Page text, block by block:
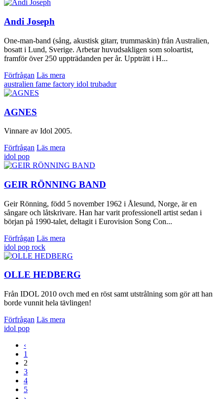
Andi Joseph
One-man-band (sång, akustisk gitarr, trummaskin) från Australien,
bosatt i Lund, Sverige. Arbetar huvudsakligen som soloartist,
framför över 250 uppträdanden per år. Uppträtt i H...
Förfrågan Läs mera
australien fame factory idol trubadur
AGNES
Vinnare av Idol 2005.
Förfrågan Läs mera
idol pop
GEIR RÖNNING BAND
Geir Rönning, född 5 november 1962 i Ålesund, Norge, är en
sångare och låtskrivare. Han har varit professionell artist sedan i
början på 1990-talet, deltagit i Eurovision Song Con...
Förfrågan Läs mera
idol pop rock
OLLE HEDBERG
Från IDOL 2010 ovch med en röst samt utstrålning som gör att han
borde vunnit hela tävlingen!
Förfrågan Läs mera
idol pop
‹
1
2
3
4
5